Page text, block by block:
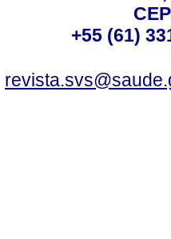
+55 (61)